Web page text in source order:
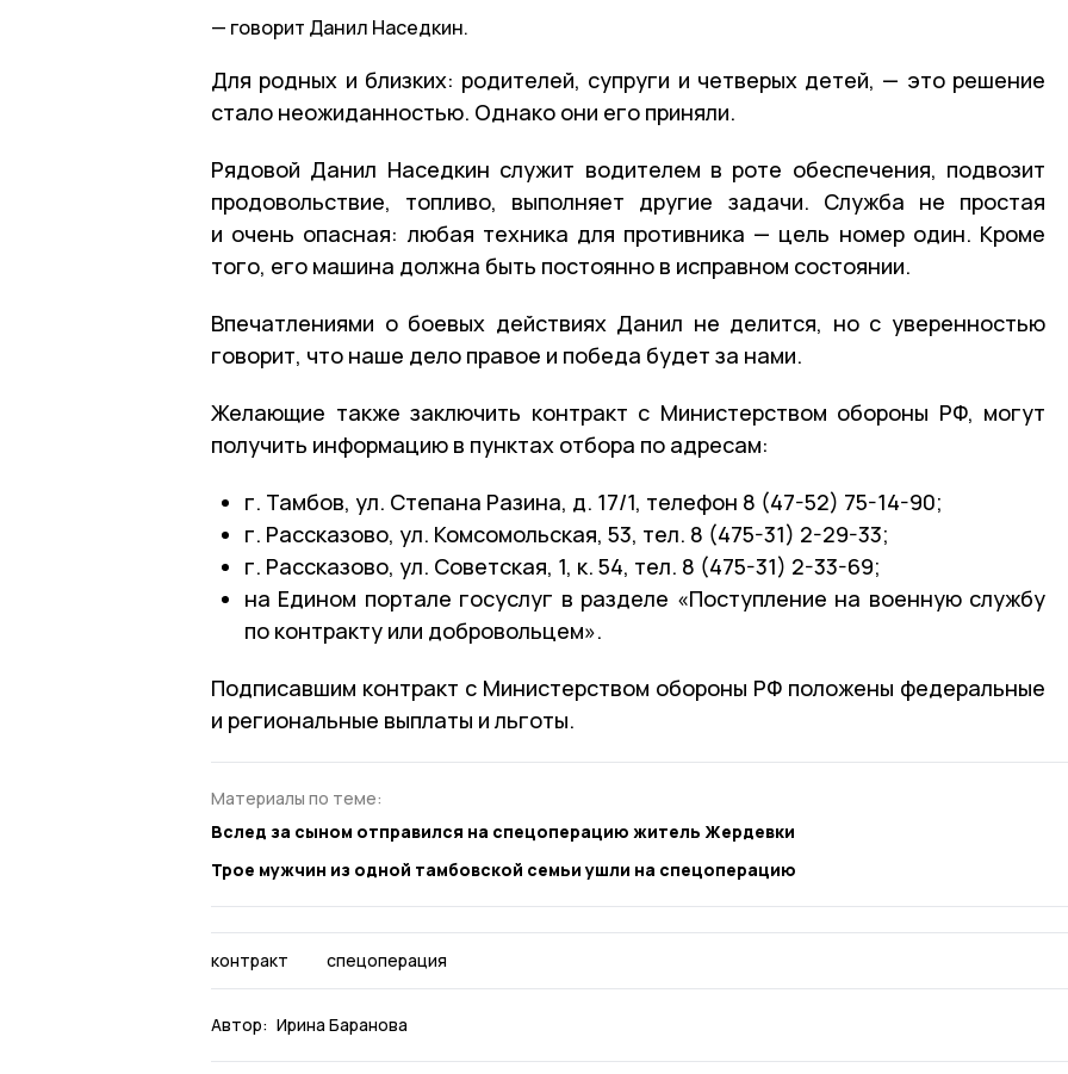
говорит Данил Наседкин.
Для родных и близких: родителей, супруги и четверых детей, — это решение
стало неожиданностью. Однако они его приняли.
Рядовой Данил Наседкин служит водителем в роте обеспечения, подвозит
продовольствие, топливо, выполняет другие задачи. Служба не простая
и очень опасная: любая техника для противника — цель номер один. Кроме
того, его машина должна быть постоянно в исправном состоянии.
Впечатлениями о боевых действиях Данил не делится, но с уверенностью
говорит, что наше дело правое и победа будет за нами.
Желающие также заключить контракт с Министерством обороны РФ, могут
получить информацию в пунктах отбора по адресам:
г. Тамбов, ул. Степана Разина, д. 17/1, телефон 8 (47-52) 75-14-90;
г. Рассказово, ул. Комсомольская, 53, тел. 8 (475-31) 2-29-33;
г. Рассказово, ул. Советская, 1, к. 54, тел. 8 (475-31) 2-33-69;
на Едином портале госуслуг в разделе «Поступление на военную службу
по контракту или добровольцем».
Подписавшим контракт с Министерством обороны РФ положены федеральные
и региональные выплаты и льготы.
Материалы по теме:
Вслед за сыном отправился на спецоперацию житель Жердевки
Трое мужчин из одной тамбовской семьи ушли на спецоперацию
контракт спецоперация
Автор: Ирина Баранова